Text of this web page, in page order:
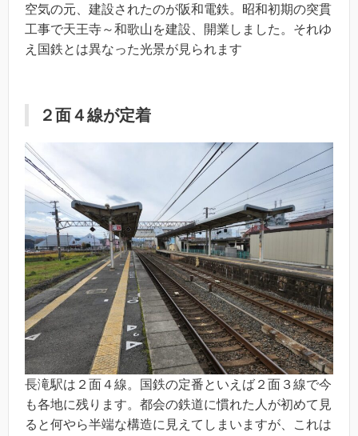
空気の元、建設されたのが阪和電鉄。昭和初期の突貫
工事で天王寺～和歌山を建設、開業しました。それゆ
え国鉄とは異なった光景が見られます
２面４線が定着
長滝駅は２面４線。国鉄の定番といえば２面３線で今
も各地に残ります。都会の鉄道に慣れた人が初めて見
ると何やら半端な構造に見えてしまいますが、これは